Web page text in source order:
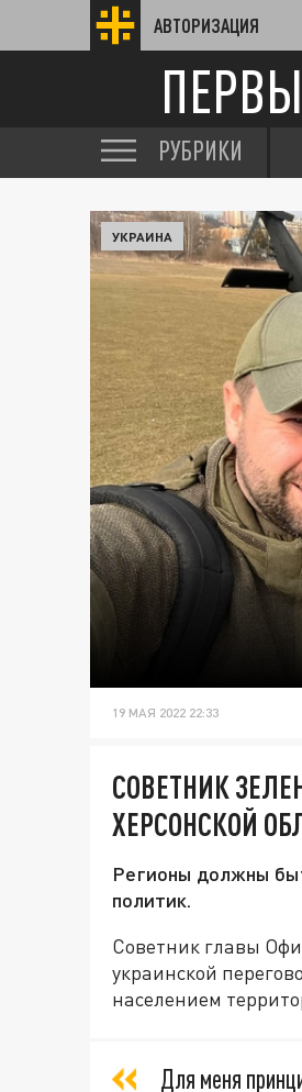
АВТОРИЗАЦИЯ
РУБРИКИ
УКРАИНА
19 МАЯ 2022 22:33
СОВЕТНИК
ХЕРСОНСКОЙ
Регионы должны
политик.
Советник главы
украинской
населением
Для меня